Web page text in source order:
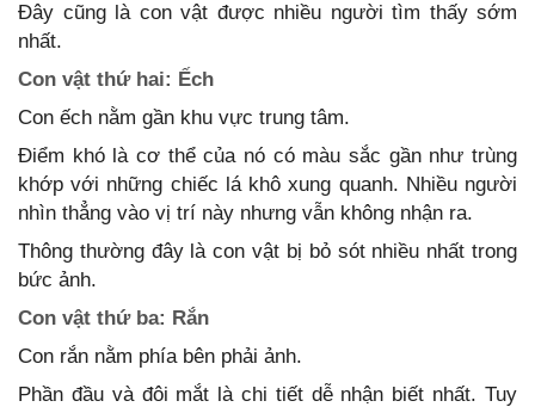
Đây cũng là con vật được nhiều người tìm thấy sớm
nhất.
Con vật thứ hai: Ếch
Con ếch nằm gần khu vực trung tâm.
Điểm khó là cơ thể của nó có màu sắc gần như trùng
khớp với những chiếc lá khô xung quanh. Nhiều người
nhìn thẳng vào vị trí này nhưng vẫn không nhận ra.
Thông thường đây là con vật bị bỏ sót nhiều nhất trong
bức ảnh.
Con vật thứ ba: Rắn
Con rắn nằm phía bên phải ảnh.
Phần đầu và đôi mắt là chi tiết dễ nhận biết nhất. Tuy